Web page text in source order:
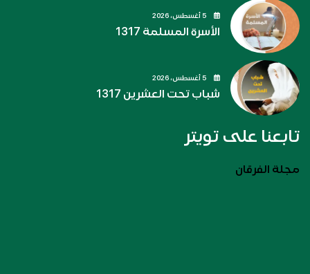
الأسرة المسلمة 1317
شباب تحت العشرين 1317
تابعنا على تويتر
مجلة الفرقان